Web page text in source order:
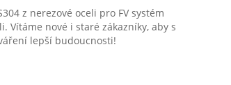
z nerezové oceli pro FV systém
Vítáme nové i staré zákazníky, aby s
lepší budoucnosti!